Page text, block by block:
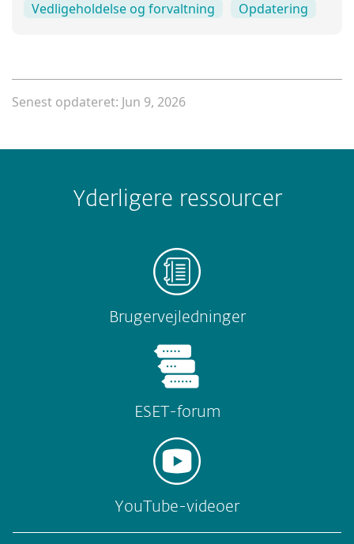
Vedligeholdelse og forvaltning
Opdatering
Senest opdateret: Jun 9, 2026
Yderligere ressourcer
Brugervejledninger
ESET-forum
YouTube-videoer